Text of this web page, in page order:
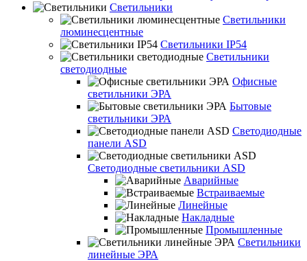
Светильники
Светильники
люминесцентные
Светильники IP54
Светильники
светодиодные
Офисные
светильники ЭРА
Бытовые
светильники ЭРА
Светодиодные
панели ASD
Светодиодные светильники ASD
Аварийные
Встраиваемые
Линейные
Накладные
Промышленные
Светильники
линейные ЭРА